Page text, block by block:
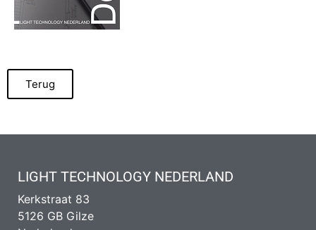
Terug
LIGHT TECHNOLOGY NEDERLAND
Kerkstraat 83
5126 GB Gilze